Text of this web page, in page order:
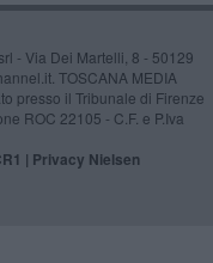
- Via Dei Martelli, 8 - 50129
TOSCANA MEDIA
presso il Tribunale di Firenze
ROC 22105 - C.F. e P.Iva
| Privacy Nielsen